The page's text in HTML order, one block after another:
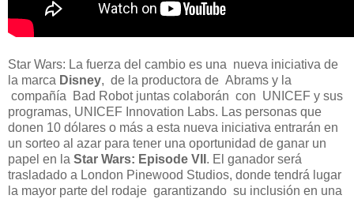
Star Wars: La fuerza del cambio es una nueva iniciativa de
la marca Disney, de la productora de Abrams y la
compañía Bad Robot juntas colaborán con UNICEF y sus
programas, UNICEF Innovation Labs. Las personas que
donen 10 dólares o más a esta nueva iniciativa entrarán en
un sorteo al azar para tener una oportunidad de ganar un
papel en la Star Wars: Episode VII . El ganador será
trasladado a London Pinewood Studios, donde tendrá lugar
la mayor parte del rodaje garantizando su inclusión en una